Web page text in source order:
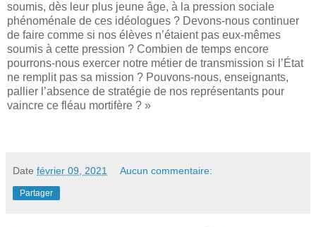
soumis, dès leur plus jeune âge, à la pression sociale
phénoménale de ces idéologues ? Devons-nous continuer
de faire comme si nos élèves n’étaient pas eux-mêmes
soumis à cette pression ? Combien de temps encore
pourrons-nous exercer notre métier de transmission si l’État
ne remplit pas sa mission ? Pouvons-nous, enseignants,
pallier l’absence de stratégie de nos représentants pour
vaincre ce fléau mortifère ? »
Date février 09, 2021 Aucun commentaire:
Partager